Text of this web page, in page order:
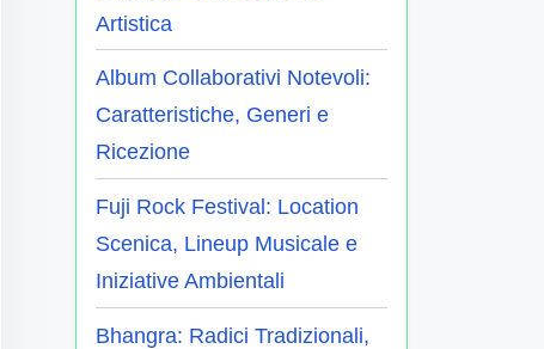
Artistica
Album Collaborativi Notevoli:
Caratteristiche, Generi e
Ricezione
Fuji Rock Festival: Location
Scenica, Lineup Musicale e
Iniziative Ambientali
Bhangra: Radici Tradizionali,